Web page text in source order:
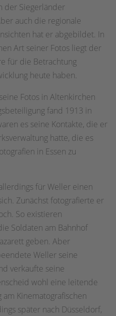
der Siegerländer
auch die regionale
hat er abgebildet. In
Art seiner Fotos liegt der
für die Betrachtung
heute haben.
Fotos in Altenkirchen
fand 1913 in
es seine Kontakte, die er
hatte, die es
in Essen zu
für Weller einen
Zunächst fotografierte er
So existieren
Soldaten am Bahnhof
geben. Aber
Weller seine
verkaufte seine
wohl eine leitende
Kinematografischen
später nach Düsseldorf,